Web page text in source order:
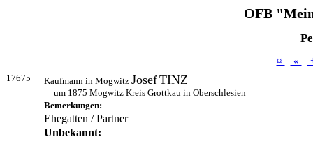
OFB
¤ «
17675 Kaufmann in Mogwitz JosefTINZ
um 1875 Mogwitz Kreis Grottkau in Oberschlesien
Bemerkungen:
Ehegatten / Partner
Unbekannt: